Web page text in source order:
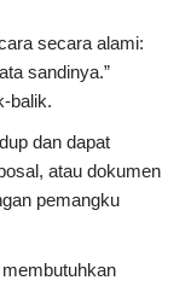
secara alami:
sandinya.”
balik.
dan dapat
atau dokumen
pemangku